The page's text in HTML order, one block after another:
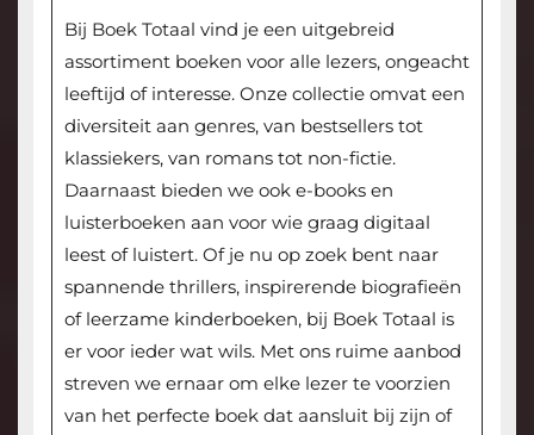
Bij Boek Totaal vind je een uitgebreid
assortiment boeken voor alle lezers, ongeacht
leeftijd of interesse. Onze collectie omvat een
diversiteit aan genres, van bestsellers tot
klassiekers, van romans tot non-fictie.
Daarnaast bieden we ook e-books en
luisterboeken aan voor wie graag digitaal
leest of luistert. Of je nu op zoek bent naar
spannende thrillers, inspirerende biografieën
of leerzame kinderboeken, bij Boek Totaal is
er voor ieder wat wils. Met ons ruime aanbod
streven we ernaar om elke lezer te voorzien
van het perfecte boek dat aansluit bij zijn of